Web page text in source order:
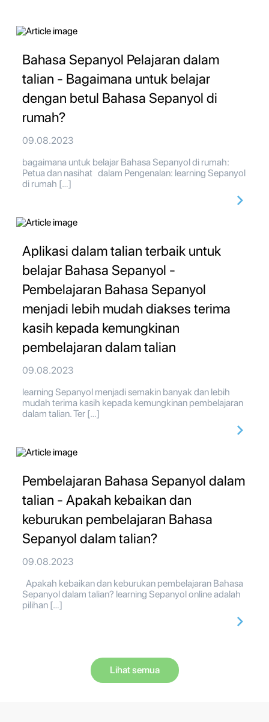
Bahasa Sepanyol Pelajaran dalam
talian - Bagaimana untuk belajar
dengan betul Bahasa Sepanyol di
rumah?
09.08.2023
bagaimana untuk belajar Bahasa Sepanyol di rumah:
Petua dan nasihat dalam Pengenalan: learning Sepanyol
di rumah […]
Aplikasi dalam talian terbaik untuk
belajar Bahasa Sepanyol -
Pembelajaran Bahasa Sepanyol
menjadi lebih mudah diakses terima
kasih kepada kemungkinan
pembelajaran dalam talian
09.08.2023
learning Sepanyol menjadi semakin banyak dan lebih
mudah terima kasih kepada kemungkinan pembelajaran
dalam talian. Ter […]
Pembelajaran Bahasa Sepanyol dalam
talian - Apakah kebaikan dan
keburukan pembelajaran Bahasa
Sepanyol dalam talian?
09.08.2023
Apakah kebaikan dan keburukan pembelajaran Bahasa
Sepanyol dalam talian? learning Sepanyol online adalah
pilihan […]
Lihat semua